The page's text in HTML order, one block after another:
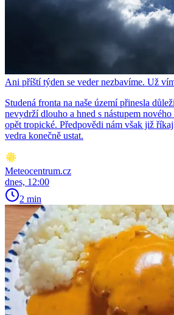
Ani příští týden se veder nezbavíme. Už
Studená fronta na naše území přinesla
nevydrží dlouho a hned s nástupem
opět tropické. Předpovědi nám však již
vedra konečně ustat.
Meteocentrum.cz
dnes, 12:00
2 min